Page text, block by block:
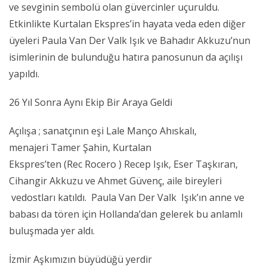
ve sevginin sembolü olan güvercinler uçuruldu.
Etkinlikte Kurtalan Ekspres’in hayata veda eden diğer
üyeleri Paula Van Der Valk Işık ve Bahadır Akkuzu’nun
isimlerinin de bulunduğu hatıra panosunun da açılışı
yapıldı.
26 Yıl Sonra Aynı Ekip Bir Araya Geldi
Açılışa ; sanatçının eşi Lale Manço Ahıskalı,
menajeri Tamer Şahin, Kurtalan
Ekspres’ten (Rec Rocero ) Recep Işık, Eser Taşkıran,
Cihangir Akkuzu ve Ahmet Güvenç, aile bireyleri
vedostları katıldı. Paula Van Der Valk Işık’ın anne ve
babası da tören için Hollanda’dan gelerek bu anlamlı
buluşmada yer aldı.
İzmir Aşkımızın büyüdüğü yerdir